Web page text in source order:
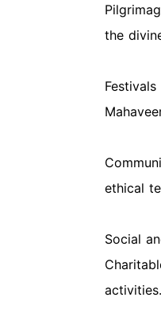
the
ethical
Social